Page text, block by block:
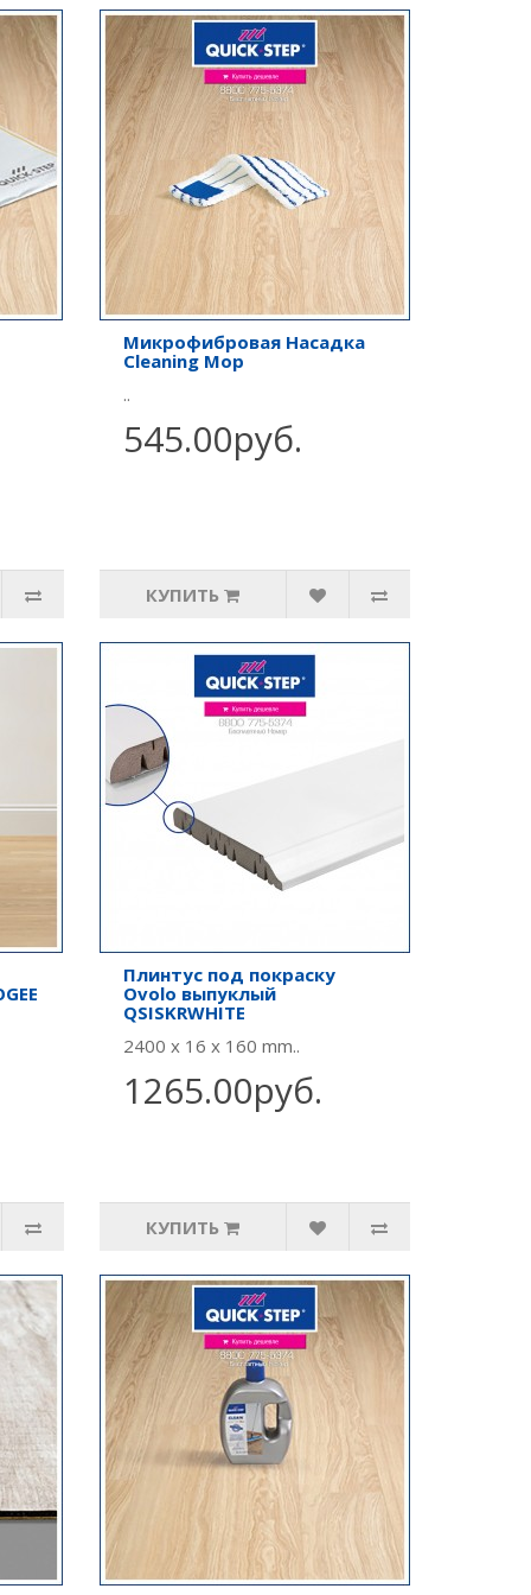
Микрофибровая Насадка
Cleaning Mop
..
545.00руб.
КУПИТЬ
Плинтус под покраску
Ovolo выпуклый
QSISKRWHITE
2400 x 16 x 160 mm..
1265.00руб.
КУПИТЬ